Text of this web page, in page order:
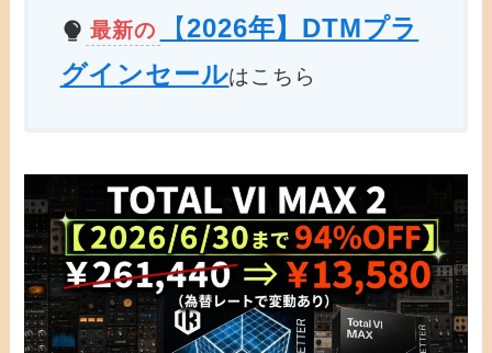
最新の
【2026年】DTMプラ
グインセールはこちら